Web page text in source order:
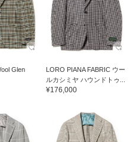
Glen
LORO PIANA FABRIC ウー
ルカシミヤ ハウンドトゥ...
¥176,000